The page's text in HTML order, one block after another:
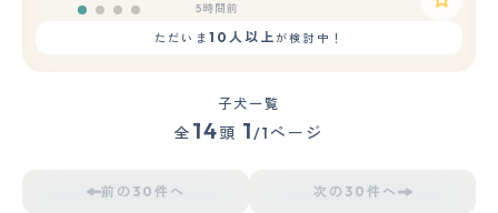
5時間前
ただいま 10人以上が検討中！
子犬一覧
全 14頭 1/1ページ
前の30件へ 次の30件へ